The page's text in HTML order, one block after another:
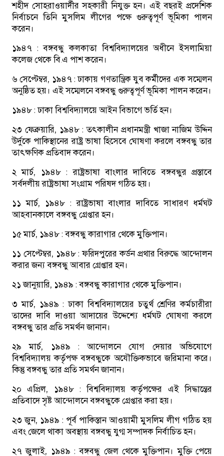
শহীদ সোহরাওয়ার্দীর সহকারী নিযুক্ত হন। এই বছরই প্রদেশিক
নির্বাচনে তিনি মুসলিম লীগের পক্ষে গুরুত্বপূর্ণ ভূমিকা পালন
করেন।
১৯৪৭ : বঙ্গবন্ধু কলকাতা বিশ্ববিদ্যালয়ের অধীনে ইসলামিয়া
কলেজ থেকে বি.এ পাশ করেন।
৬ সেপ্টেম্বর, ১৯৪৭ : ঢাকায় গণতান্ত্রিক যুব কর্মীদের এক সম্মেলন
অনুষ্ঠিত হয়। এই সম্মেলনে বঙ্গবন্ধু গুরুত্বপূর্ণ ভূমিকা পালন করেন।
১৯৪৮ : ঢাকা বিশ্ববিদ্যালয়ে আইন বিভাগে ভর্তি হন।
২৩ ফেব্রুয়ারি, ১৯৪৮ : তৎকালীন প্রধানমন্ত্রী খাজা নাজিম উদ্দিন
উর্দুকে পাকিস্থানের রাষ্ট্র ভাষা হিসেবে ঘোষণা করলে বঙ্গবন্ধু তার
তাৎক্ষণিক প্রতিবাদ করেন।
২ মার্চ, ১৯৪৮ : রাষ্ট্রভাষা বাংলার দাবিতে বঙ্গবন্ধুর প্রস্তাবে
সর্বদলীয় রাষ্ট্রভাষা সংগ্রাম পরিষদ গঠিত হয়।
১১ মার্চ, ১৯৪৮ : রাষ্ট্রভাষা বাংলার দাবিতে সাধারণ ধর্মঘট
আহবানকালে বঙ্গবন্ধু গ্রেপ্তার হন।
১৫ মার্চ, ১৯৪৮ : বঙ্গবন্ধু কারাগার থেকে মুক্তিপান।
১১ সেপ্টেম্বর, ১৯৪৮ : ফরিদপুরের কর্ডন প্রথার বিরুদ্ধে আন্দোলন
করার জন্য বঙ্গবন্ধু আবার গ্রেপ্তার হন।
২১ জানুয়ারি, ১৯৪৯ : বঙ্গবন্ধু কারাগার থেকে মুক্তিপান।
৩ মার্চ, ১৯৪৯ : ঢাকা বিশ্ববিদ্যালয়ের চতুর্থ শ্রেণির কর্মচারীরা
তাদের দাবি দাওয়া আদায়ের উদ্দেশ্যে ধর্মঘট ঘোষণা করলে
বঙ্গবন্ধু তার প্রতি সমর্থন জানান।
২৯ মার্চ, ১৯৪৯ : আন্দোলনে যোগ দেয়ার অভিযোগে
বিশ্ববিদ্যালয় কর্তৃপক্ষ বঙ্গবন্ধুকে অযৌক্তিকভাবে জরিমানা করে।
কিন্তু বঙ্গবন্ধু তার প্রতি সমর্থন জানান।
২০ এপ্রিল, ১৯৪৮ : বিশ্ববিদ্যালয় কর্তৃপক্ষের এই সিদ্ধান্তের
প্রতিবাদে সৃষ্ট আন্দোলনে বঙ্গবন্ধুকে গ্রেপ্তার করা হয়।
২৩ জুন, ১৯৪৯ : পূর্ব পাকিস্তান আওয়ামী মুসলিম লীগ গঠিত হয়
এবং জেলে থাকা অবস্থায় বঙ্গবন্ধু যুগ্ম সম্পাদক নির্বাচিত হন।
২৭ জুলাই, ১৯৪৯ : বঙ্গবন্ধু জেল থেকে মুক্তিপান। মুক্তি পেয়ে